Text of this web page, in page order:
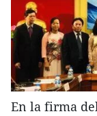
En la firma